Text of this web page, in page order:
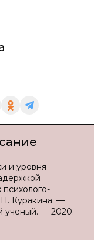
и уровня
психолого-
П. Куракина. —
ученый. — 2020.